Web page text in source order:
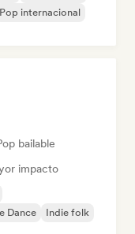
Pop internacional
bailable
impacto
Dance
Indie folk